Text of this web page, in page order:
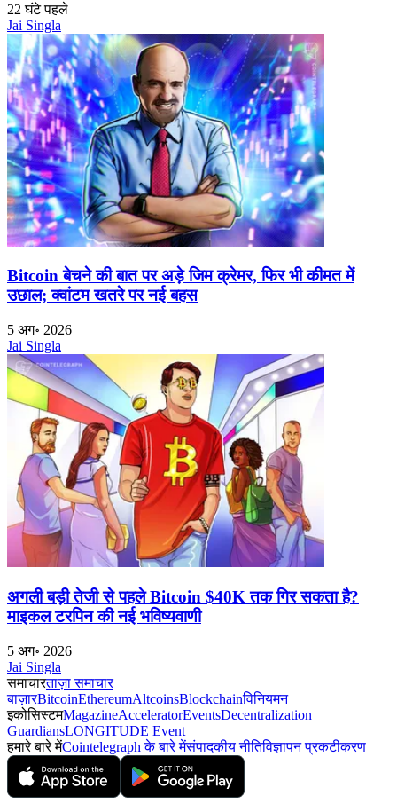
22 घंटे पहले
Jai Singla
Bitcoin बेचने की बात पर अड़े जिम क्रेमर, फिर भी कीमत में
उछाल; क्वांटम खतरे पर नई बहस
5 अग॰ 2026
Jai Singla
अगली बड़ी तेजी से पहले Bitcoin $40K तक गिर सकता है?
माइकल टरपिन की नई भविष्यवाणी
5 अग॰ 2026
Jai Singla
समाचारताज़ा समाचार
बाज़ारBitcoinEthereumAltcoinsBlockchainविनियमन
इकोसिस्टमMagazineAcceleratorEventsDecentralization
GuardiansLONGITUDE Event
हमारे बारे मेंCointelegraph के बारे मेंसंपादकीय नीतिविज्ञापन प्रकटीकरण